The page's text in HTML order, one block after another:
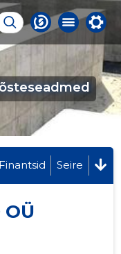
Finantsid Seire
OÜ